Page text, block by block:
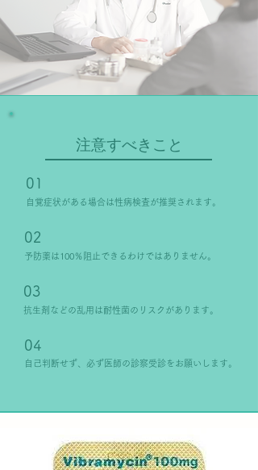
注意すべきこと
01
自覚症状がある場合は性病検査が推奨されます。
02
​予防薬は100％阻止できるわけではありません。
03
抗生剤などの乱用は耐性菌のリスクがあります。
04
​自己判断せず、必ず医師の診察受診をお願いします。